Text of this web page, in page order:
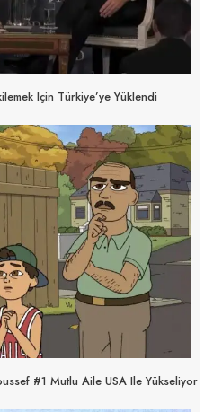
Için Türkiye’ye Yüklendi
#1 Mutlu Aile USA Ile Yükseliyor